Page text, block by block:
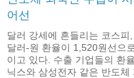
어선
달러 강세에 흔들리는 코스
달러-원 환율이 1,520원선으
이고 있다. 수출 기업들의 환
닉스와 삼성전자 같은 반도체